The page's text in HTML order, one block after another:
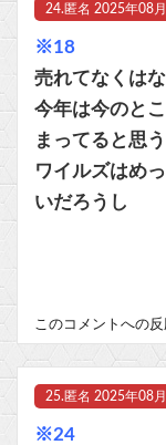
24. 匿名 2025年08
※18
売れてなくは
今年は今のと
まってると思う
ワイルズはめ
いだろうし
このコメントへの
25. 匿名 2025年08
※24